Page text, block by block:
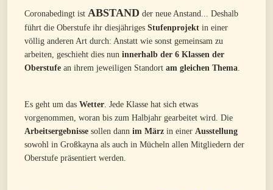
Coronabedingt ist ABSTAND der neue Anstand... Deshalb
führt die Oberstufe ihr diesjähriges Stufenprojekt in einer
völlig anderen Art durch: Anstatt wie sonst gemeinsam zu
arbeiten, geschieht dies nun innerhalb der 6 Klassen der
Oberstufe an ihrem jeweiligen Standort am gleichen Thema.
Es geht um das Wetter. Jede Klasse hat sich etwas
vorgenommen, woran bis zum Halbjahr gearbeitet wird. Die
Arbeitsergebnisse sollen dann im März in einer Ausstellung
sowohl in Großkayna als auch in Mücheln allen Mitgliedern der
Oberstufe präsentiert werden.